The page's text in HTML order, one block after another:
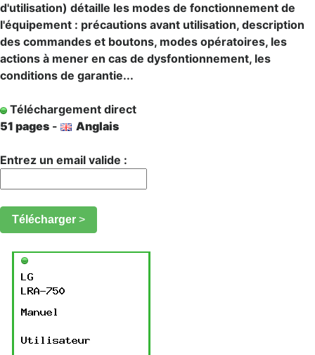
d'utilisation) détaille les modes de fonctionnement de
l'équipement : précautions avant utilisation, description
des commandes et boutons, modes opératoires, les
actions à mener en cas de dysfontionnement, les
conditions de garantie...
Téléchargement direct
51 pages - Anglais
Entrez un email valide :
Télécharger >